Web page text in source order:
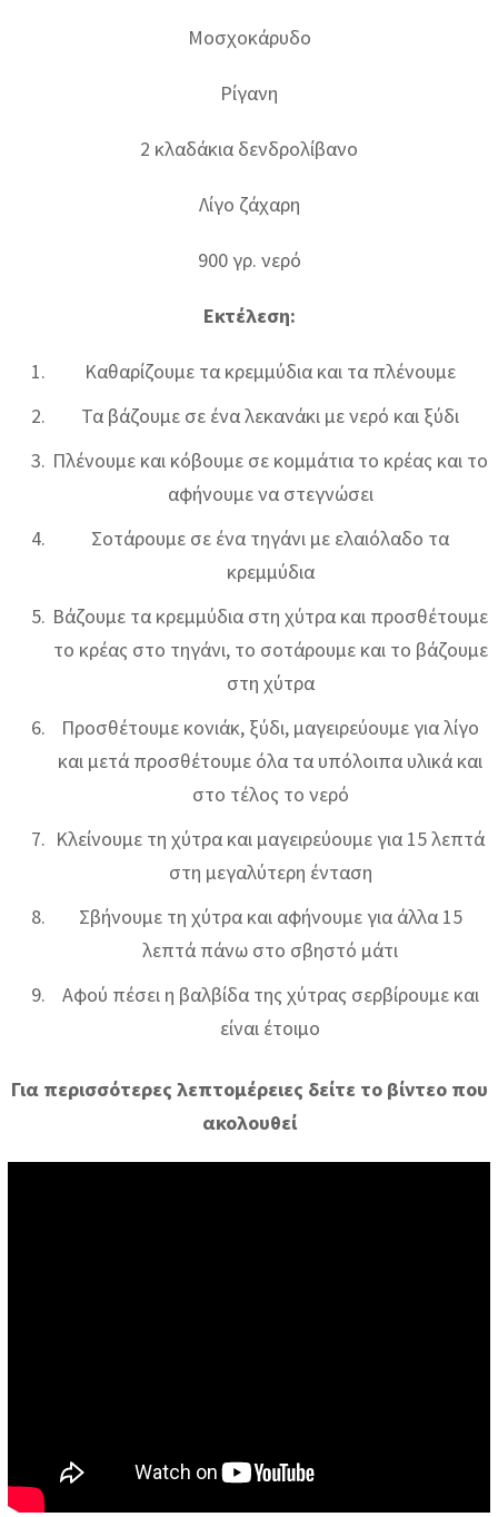
Μοσχοκάρυδο
Ρίγανη
2 κλαδάκια δενδρολίβανο
Λίγο ζάχαρη
900 γρ. νερό
Εκτέλεση:
Καθαρίζουμε τα κρεμμύδια και τα πλένουμε
Τα βάζουμε σε ένα λεκανάκι με νερό και ξύδι
Πλένουμε και κόβουμε σε κομμάτια το κρέας και το
αφήνουμε να στεγνώσει
Σοτάρουμε σε ένα τηγάνι με ελαιόλαδο τα
κρεμμύδια
Βάζουμε τα κρεμμύδια στη χύτρα και προσθέτουμε
το κρέας στο τηγάνι, το σοτάρουμε και το βάζουμε
στη χύτρα
Προσθέτουμε κονιάκ, ξύδι, μαγειρεύουμε για λίγο
και μετά προσθέτουμε όλα τα υπόλοιπα υλικά και
στο τέλος το νερό
Κλείνουμε τη χύτρα και μαγειρεύουμε για 15 λεπτά
στη μεγαλύτερη ένταση
Σβήνουμε τη χύτρα και αφήνουμε για άλλα 15
λεπτά πάνω στο σβηστό μάτι
Αφού πέσει η βαλβίδα της χύτρας σερβίρουμε και
είναι έτοιμο
Για περισσότερες λεπτομέρειες δείτε το βίντεο που
ακολουθεί